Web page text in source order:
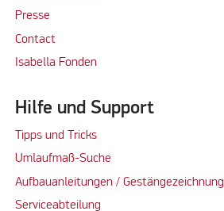
Presse
Contact
Isabella Fonden
Hilfe und Support
Tipps und Tricks
Umlaufmaß-Suche
Aufbauanleitungen / Gestängezeichnung
Serviceabteilung